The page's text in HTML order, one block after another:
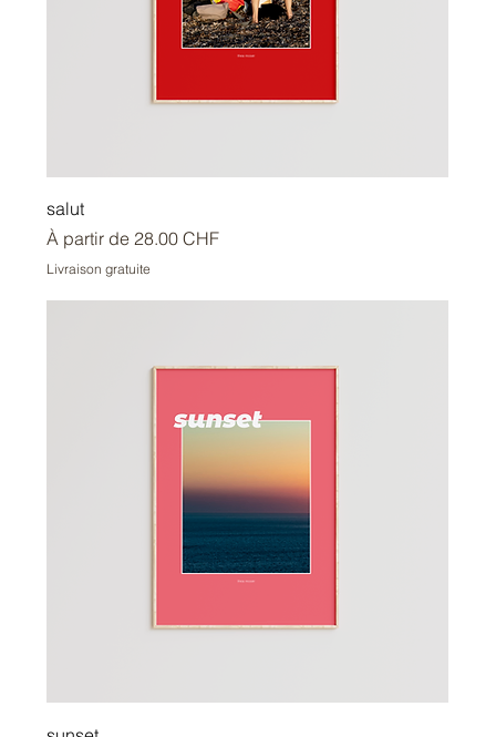
salut
À partir de28.00 CHF
Prix promotionnel
Livraison gratuite